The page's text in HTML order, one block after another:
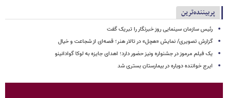
پربیننده‌ترین
رئیس سازمان سینمایی روز خبرنگار را تبریک گفت
گزارش تصویری/ نمایش «هچل» در تالار هنر؛ قصه‌ای از شجاعت و خیال
یک فیلم مرموز در جشنواره ونیز حضور دارد؛ اهدای جایزه به لوکا گوادانینو
ایرج خواننده دوباره در بیمارستان بستری شد